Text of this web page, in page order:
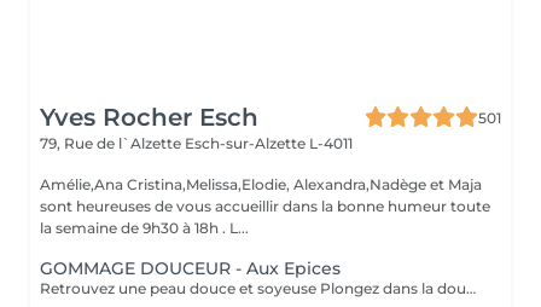
Yves Rocher Esch
501
79, Rue de l`Alzette Esch-sur-Alzette L-4011
Amélie,Ana Cristina,Melissa,Elodie, Alexandra,Nadège et Maja
sont heureuses de vous accueillir dans la bonne humeur toute
la semaine de 9h30 à 18h . L...
GOMMAGE DOUCEUR - Aux Epices
Retrouvez une peau douce et soyeuse Plongez dans la douceur tropicale dIndonésie à travers les notes épicées des huiles essentielles de Girofle et de Muscade. Ce gommage aux effluves chauds et naturels vous transporte tout en exfoliant délicatement votre peau : elle est douce, lumineuse et satinée.